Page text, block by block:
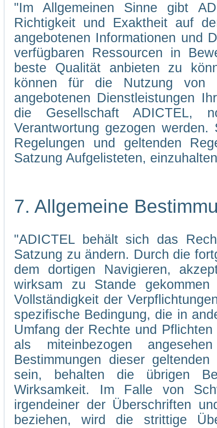
"Im Allgemeinen Sinne gibt
Richtigkeit und Exaktheit auf
angebotenen Informationen und
verfügbaren Ressourcen in
beste Qualität anbieten zu
können für die Nutzung von
angebotenen Dienstleistungen
die Gesellschaft ADICTEL,
Verantwortung gezogen
Regelungen und geltenden
Satzung Aufgelisteten,
7. Allgemeine
"ADICTEL behält sich das
Satzung zu ändern. Durch die
dem dortigen Navigieren,
wirksam zu Stande
Vollständigkeit der
spezifische Bedingung, die in
Umfang der Rechte und
als miteinbezogen
Bestimmungen dieser
sein, behalten die übrigen
Wirksamkeit. Im Falle von
irgendeiner der Überschriften
beziehen, wird die strittige